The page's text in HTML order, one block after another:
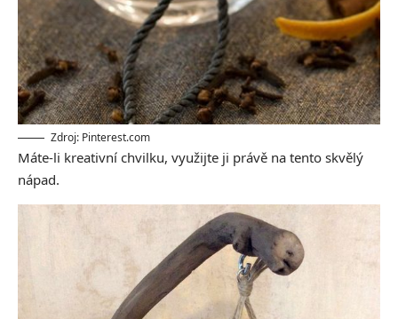
Zdroj: Pinterest.com
Máte-li kreativní chvilku, využijte ji právě na tento skvělý
nápad.